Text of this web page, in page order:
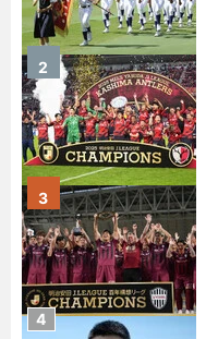
2
3
4